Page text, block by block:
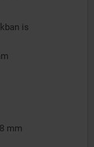
is
mm